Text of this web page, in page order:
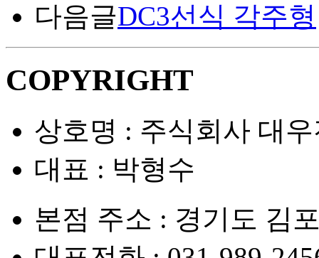
다음글DC3선식 각주형
COPYRIGHT
상호명 : 주식회사 대
대표 : 박형수
본점 주소 : 경기도 김